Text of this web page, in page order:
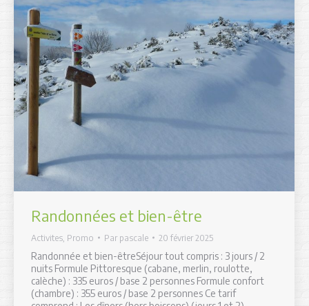
Randonnées et bien-être
Activites Promo Par pascale 20 février 2025
Randonnée et bien-êtreSéjour tout compris : 3 jours / 2
nuits Formule Pittoresque (cabane, merlin, roulotte,
calèche) : 335 euros / base 2 personnes Formule confort
(chambre) : 355 euros / base 2 personnes Ce tarif